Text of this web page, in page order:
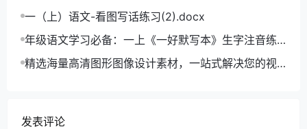
一（上）语文-看图写话练习(2).docx
年级语文学习必备：一上《一好默写本》生字注音练
习电子版，助力孩子打好基础
精选海量高清图形图像设计素材，一站式解决您的视
发表评论